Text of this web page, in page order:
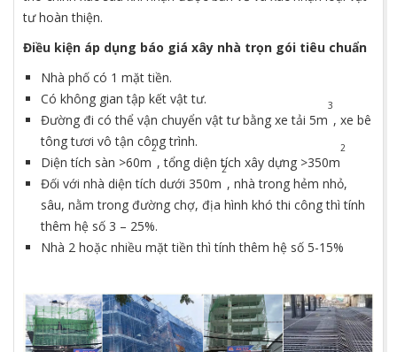
tư hoàn thiện.
Điều kiện áp dụng báo giá xây nhà trọn gói tiêu chuẩn
Nhà phố có 1 mặt tiền.
Có không gian tập kết vật tư.
Đường đi có thể vận chuyển vật tư bằng xe tải 5m
3
, xe bê
tông tươi vô tận công trình.
Diện tích sàn >60m
2
, tổng diện tích xây dựng >350m
2
Đối với nhà diện tích dưới 350m
2
, nhà trong hẻm nhỏ,
sâu, nằm trong đường chợ, địa hình khó thi công thì tính
thêm hệ số 3 – 25%.
Nhà 2 hoặc nhiều mặt tiền thì tính thêm hệ số 5-15%